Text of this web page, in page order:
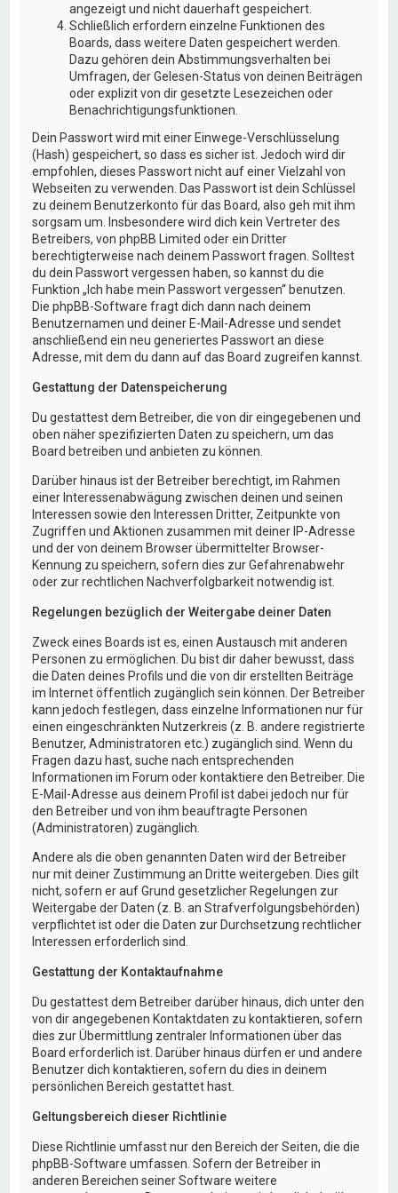
angezeigt und nicht dauerhaft gespeichert.
Schließlich erfordern einzelne Funktionen des
Boards, dass weitere Daten gespeichert werden.
Dazu gehören dein Abstimmungsverhalten bei
Umfragen, der Gelesen-Status von deinen Beiträgen
oder explizit von dir gesetzte Lesezeichen oder
Benachrichtigungsfunktionen.
Dein Passwort wird mit einer Einwege-Verschlüsselung
(Hash) gespeichert, so dass es sicher ist. Jedoch wird dir
empfohlen, dieses Passwort nicht auf einer Vielzahl von
Webseiten zu verwenden. Das Passwort ist dein Schlüssel
zu deinem Benutzerkonto für das Board, also geh mit ihm
sorgsam um. Insbesondere wird dich kein Vertreter des
Betreibers, von phpBB Limited oder ein Dritter
berechtigterweise nach deinem Passwort fragen. Solltest
du dein Passwort vergessen haben, so kannst du die
Funktion „Ich habe mein Passwort vergessen“ benutzen.
Die phpBB-Software fragt dich dann nach deinem
Benutzernamen und deiner E-Mail-Adresse und sendet
anschließend ein neu generiertes Passwort an diese
Adresse, mit dem du dann auf das Board zugreifen kannst.
Gestattung der Datenspeicherung
Du gestattest dem Betreiber, die von dir eingegebenen und
oben näher spezifizierten Daten zu speichern, um das
Board betreiben und anbieten zu können.
Darüber hinaus ist der Betreiber berechtigt, im Rahmen
einer Interessenabwägung zwischen deinen und seinen
Interessen sowie den Interessen Dritter, Zeitpunkte von
Zugriffen und Aktionen zusammen mit deiner IP-Adresse
und der von deinem Browser übermittelter Browser-
Kennung zu speichern, sofern dies zur Gefahrenabwehr
oder zur rechtlichen Nachverfolgbarkeit notwendig ist.
Regelungen bezüglich der Weitergabe deiner Daten
Zweck eines Boards ist es, einen Austausch mit anderen
Personen zu ermöglichen. Du bist dir daher bewusst, dass
die Daten deines Profils und die von dir erstellten Beiträge
im Internet öffentlich zugänglich sein können. Der Betreiber
kann jedoch festlegen, dass einzelne Informationen nur für
einen eingeschränkten Nutzerkreis (z. B. andere registrierte
Benutzer, Administratoren etc.) zugänglich sind. Wenn du
Fragen dazu hast, suche nach entsprechenden
Informationen im Forum oder kontaktiere den Betreiber. Die
E-Mail-Adresse aus deinem Profil ist dabei jedoch nur für
den Betreiber und von ihm beauftragte Personen
(Administratoren) zugänglich.
Andere als die oben genannten Daten wird der Betreiber
nur mit deiner Zustimmung an Dritte weitergeben. Dies gilt
nicht, sofern er auf Grund gesetzlicher Regelungen zur
Weitergabe der Daten (z. B. an Strafverfolgungsbehörden)
verpflichtet ist oder die Daten zur Durchsetzung rechtlicher
Interessen erforderlich sind.
Gestattung der Kontaktaufnahme
Du gestattest dem Betreiber darüber hinaus, dich unter den
von dir angegebenen Kontaktdaten zu kontaktieren, sofern
dies zur Übermittlung zentraler Informationen über das
Board erforderlich ist. Darüber hinaus dürfen er und andere
Benutzer dich kontaktieren, sofern du dies in deinem
persönlichen Bereich gestattet hast.
Geltungsbereich dieser Richtlinie
Diese Richtlinie umfasst nur den Bereich der Seiten, die die
phpBB-Software umfassen. Sofern der Betreiber in
anderen Bereichen seiner Software weitere